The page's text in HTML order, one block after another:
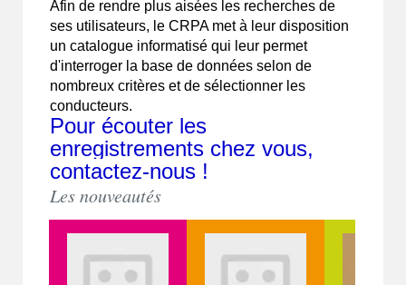
Afin de rendre plus aisées les recherches de
ses utilisateurs, le CRPA met à leur disposition
un catalogue informatisé qui leur permet
d'interroger la base de données selon de
nombreux critères et de sélectionner les
conducteurs.
Pour écouter les
enregistrements chez vous,
contactez-nous !
Les nouveautés